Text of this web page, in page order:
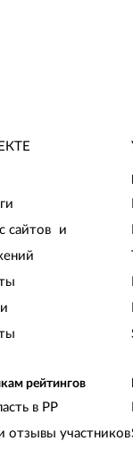
сайтов и
рейтингов
в РР
отзывы участников